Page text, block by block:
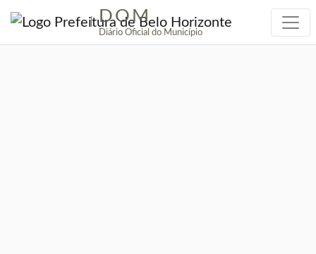
| DOM
Diário Oficial do Município